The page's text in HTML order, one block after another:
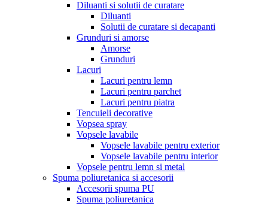
Diluanti si solutii de curatare
Diluanti
Solutii de curatare si decapanti
Grunduri si amorse
Amorse
Grunduri
Lacuri
Lacuri pentru lemn
Lacuri pentru parchet
Lacuri pentru piatra
Tencuieli decorative
Vopsea spray
Vopsele lavabile
Vopsele lavabile pentru exterior
Vopsele lavabile pentru interior
Vopsele pentru lemn si metal
Spuma poliuretanica si accesorii
Accesorii spuma PU
Spuma poliuretanica